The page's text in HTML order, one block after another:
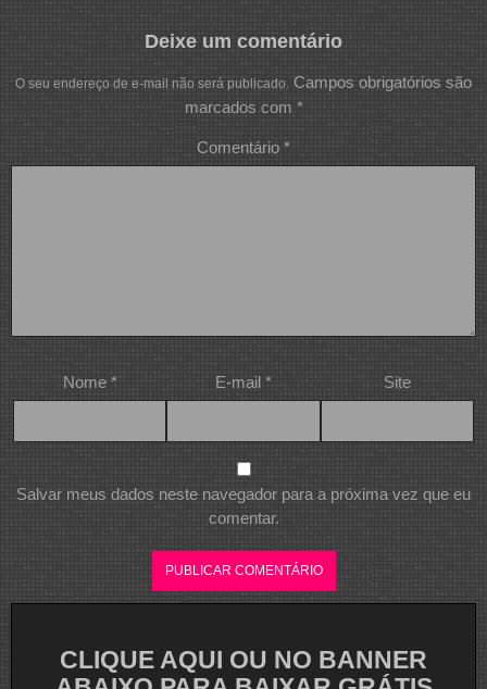
Deixe um comentário
O seu endereço de e-mail não será publicado. Campos obrigatórios são
marcados com *
Comentário *
Nome * E-mail * Site
Salvar meus dados neste navegador para a próxima vez que eu
comentar.
CLIQUE AQUI OU NO BANNER